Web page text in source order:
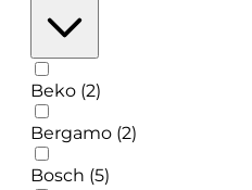
Beko (2)
Bergamo (2)
Bosch (5)